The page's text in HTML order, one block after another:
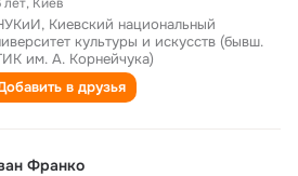
Киевский национальный
культуры и искусств (бывш.
им. А. Корнейчука)
в друзья
Франко